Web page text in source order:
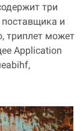
три
поставщика и
триплет может
Application